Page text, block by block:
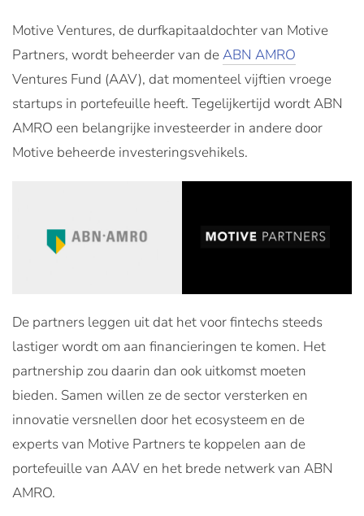
Motive Ventures, de durfkapitaaldochter van Motive
Partners, wordt beheerder van deABN AMRO
Ventures Fund (AAV), dat momenteel vijftien vroege
startups in portefeuille heeft. Tegelijkertijd wordt ABN
AMRO een belangrijke investeerder in andere door
Motive beheerde investeringsvehikels.
De partners leggen uit dat het voor fintechs steeds
lastiger wordt om aan financieringen te komen. Het
partnership zou daarin dan ook uitkomst moeten
bieden. Samen willen ze de sector versterken en
innovatie versnellen door het ecosysteem en de
experts van Motive Partners te koppelen aan de
portefeuille van AAV en het brede netwerk van ABN
AMRO.